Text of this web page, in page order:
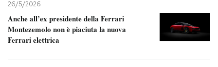
Tecnologia
Internet
Scienza
Ok Boomer!
26/5/2026
Anche all’ex presidente della Ferrari
Montezemolo non è piaciuta la nuova
Ferrari elettrica